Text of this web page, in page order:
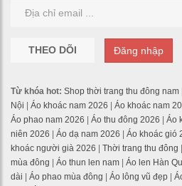
THEO DÕI Đăng nhập
Từ khóa hot: Shop thời trang thu đông nam
Nội
Áo khoác nam 2026 Áo khoác nam
Áo phao nam 2026
Áo thu đông 2026 Áo
niên 2026
Áo dạ nam 2026 Áo khoác gió
khoác người già 2026
Thời trang thu đông
mùa đông
Áo thun len nam Áo len Hàn
dài
Áo phao mùa đông Áo lông vũ đẹp